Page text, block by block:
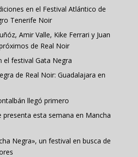
en el Festival Atlántico de
Tenerife Noir
Amir Valle, Kike Ferrari y Juan
de Real Noir
el festival Gata Negra
de Real Noir: Guadalajara en
llegó primero
presenta esta semana en Mancha
Negra», un festival en busca de